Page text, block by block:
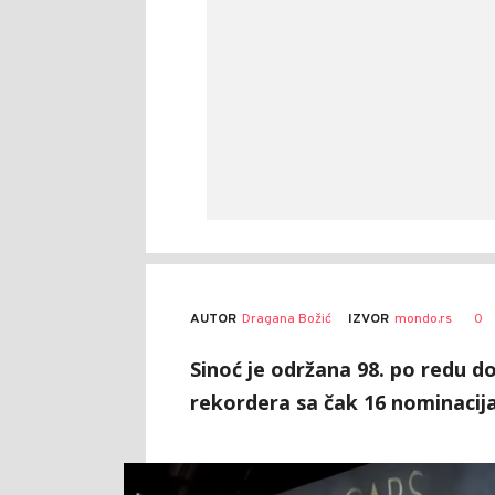
AUTOR Dragana Božić IZVOR mondo.rs 0
Sinoć je održana 98. po redu
rekordera sa čak 16